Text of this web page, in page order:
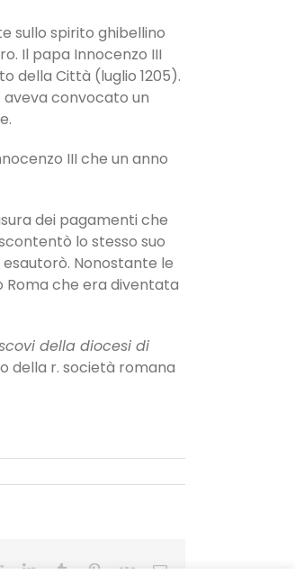
sullo spirito ghibellino
Il papa Innocenzo III
della Città (luglio 1205).
aveva convocato un
III che un anno
dei pagamenti che
lo stesso suo
Nonostante le
Roma che era diventata
della diocesi di
della r. società romana
Reddit LinkedInTumblr Pinterest
Vk Email